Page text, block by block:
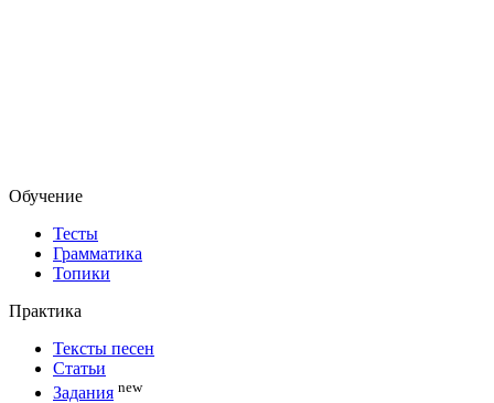
Обучение
Тесты
Грамматика
Топики
Практика
Тексты песен
Статьи
Задания new